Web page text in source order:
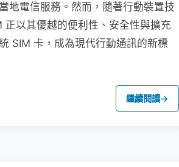
地電信服務。然而，隨著行動裝置技
正以其優越的便利性、安全性與擴充
SIM 卡，成為現代行動通訊的新標
繼續閱讀→